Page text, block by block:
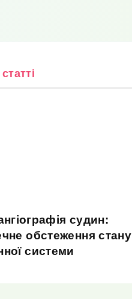
судин:
обстеження стану
системи